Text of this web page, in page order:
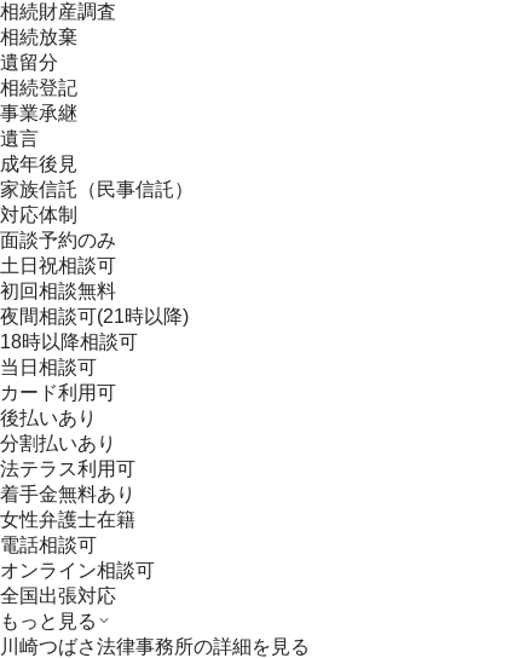
相続財産調査
相続放棄
遺留分
相続登記
事業承継
遺言
成年後見
家族信託（民事信託）
対応体制
面談予約のみ
土日祝相談可
初回相談無料
夜間相談可(21時以降)
18時以降相談可
当日相談可
カード利用可
後払いあり
分割払いあり
法テラス利用可
着手金無料あり
女性弁護士在籍
電話相談可
オンライン相談可
全国出張対応
もっと見る
川崎つばさ法律事務所の詳細を見る